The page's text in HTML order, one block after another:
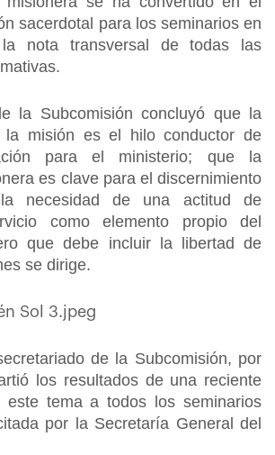
sacerdotal para los seminarios en
nota transversal de todas las
la Subcomisión concluyó que la
la misión es el hilo conductor de
para el ministerio; que la
es clave para el discernimiento
necesidad de una actitud de
como elemento propio del
que debe incluir la libertad de
se dirige.
de la Subcomisión, por
los resultados de una reciente
este tema a todos los seminarios
por la Secretaría General del